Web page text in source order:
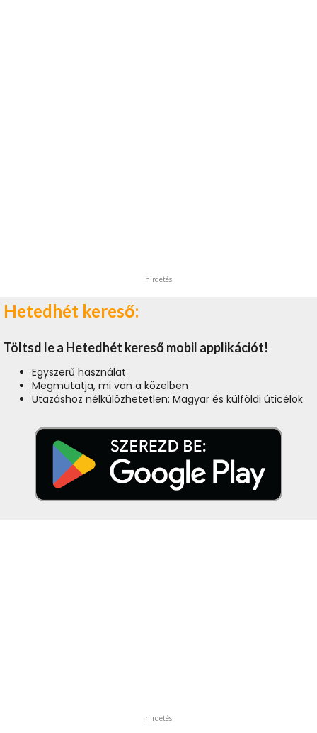
hirdetés
Hetedhét kereső:
Töltsd le a Hetedhét kereső mobil applikációt!
Egyszerű használat
Megmutatja, mi van a közelben
Utazáshoz nélkülözhetetlen: Magyar és külföldi úticélok
hirdetés